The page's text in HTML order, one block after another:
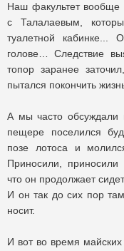
Наш факультет вообще
с Талалаевым,
туалетной кабинке...
голове… Следствие
топор заранее
пытался покончить
А мы часто обсуждали
пещере поселился
позе лотоса и
Приносили,
что он продолжает
И он так до сих пор
носит.
И вот во время